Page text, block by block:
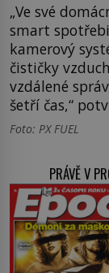
„Ve své
smart
kamerový
čističky
vzdálené
šetří čas,“
Foto: PX FUEL
PRÁVĚ V